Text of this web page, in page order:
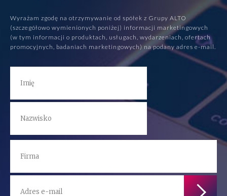
Wyrażam zgodę na otrzymywanie od spółek z Grupy ALTO
(szczegółowo wymienionych poniżej) informacji marketingowych
(w tym informacji o produktach, usługach, wydarzeniach, ofertach
promocyjnych, badaniach marketingowych) na podany adres e-mail.